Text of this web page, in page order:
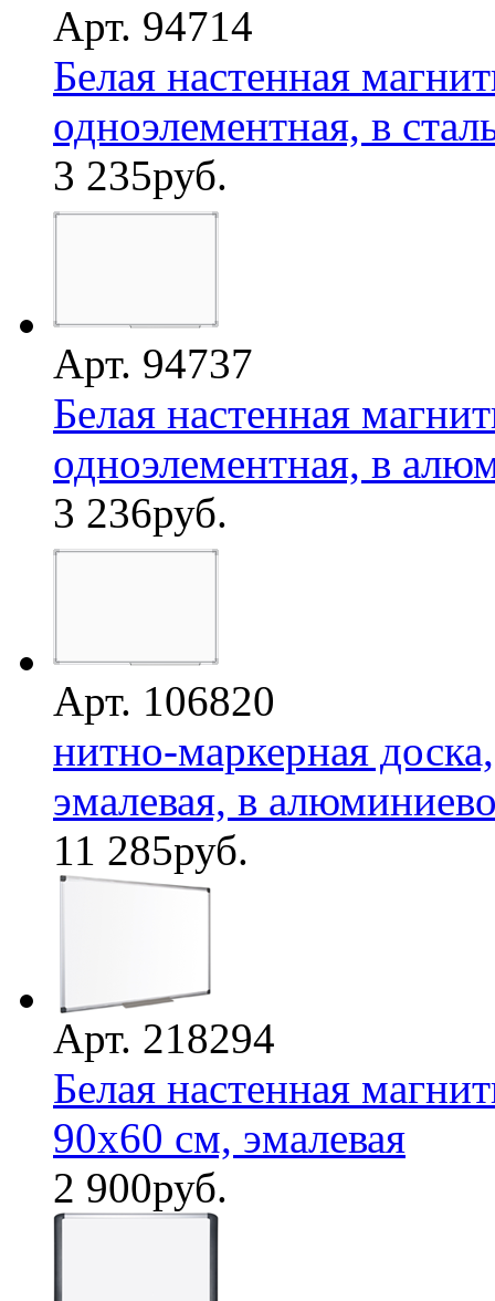
Арт. 94714
Белая настенная
одноэлементная, в
3 235руб.
Арт. 94737
Белая настенная
одноэлементная, в
3 236руб.
Арт. 106820
нитно-маркерная
эмалевая, в
11 285руб.
Арт. 218294
Белая настенная
90х60 см, эмалевая
2 900руб.